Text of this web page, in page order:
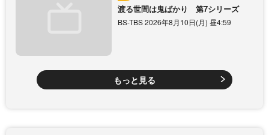
渡る世間は鬼ばかり 第7シリーズ
BS-TBS 2026年8月10日(月) 昼4:59
もっと見る